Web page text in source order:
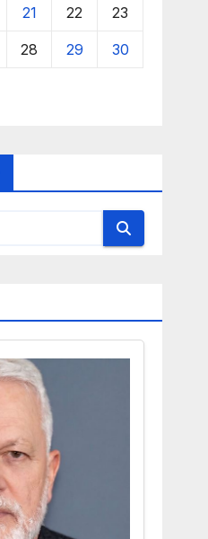
21 22 23
28 29 30